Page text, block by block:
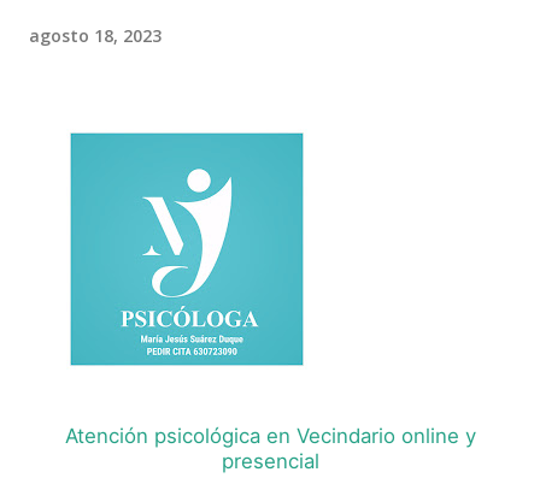
agosto 18, 2023
Atención psicológica en Vecindario online y
presencial